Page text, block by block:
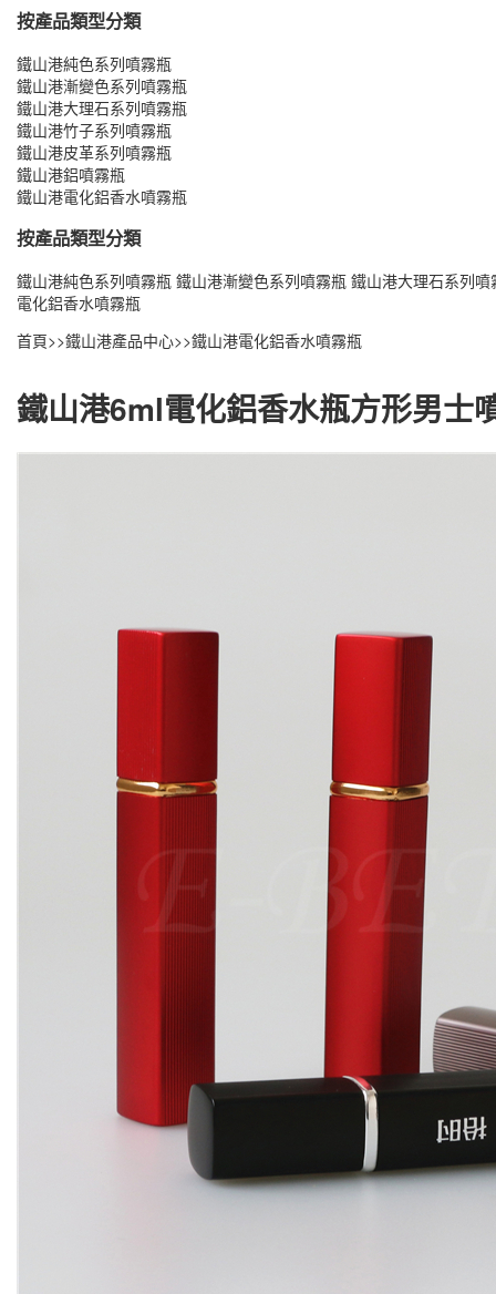
按產品類型分類
鐵山港純色系列噴霧瓶
鐵山港漸變色系列噴霧瓶
鐵山港大理石系列噴霧瓶
鐵山港竹子系列噴霧瓶
鐵山港皮革系列噴霧瓶
鐵山港鋁噴霧瓶
鐵山港電化鋁香水噴霧瓶
按產品類型分類
鐵山港純色系列噴霧瓶 鐵山港漸變色系列噴霧瓶 鐵山港大理石系列噴
電化鋁香水噴霧瓶
首頁>>鐵山港產品中心>>鐵山港電化鋁香水噴霧瓶
鐵山港6ml電化鋁香水瓶方形男士